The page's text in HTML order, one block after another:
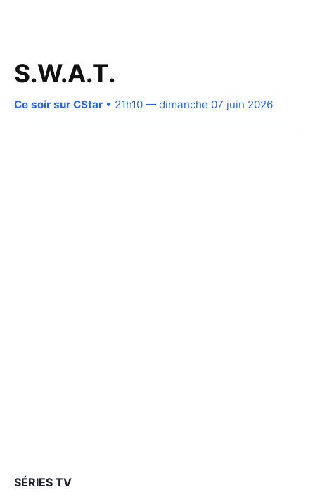
S.W.A.T.
Ce soir sur CStar • 21h10 — dimanche 07 juin 2026
SÉRIES TV